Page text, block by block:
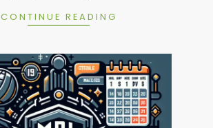
CONTINUE READING